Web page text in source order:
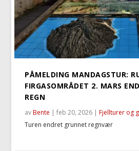
PÅMELDING MANDAGSTUR:
FIRGASOMRÅDET 2. MARS
REGN
avBente |feb 20, 2026 |Fjellturer og
Turen endret grunnet regnvær